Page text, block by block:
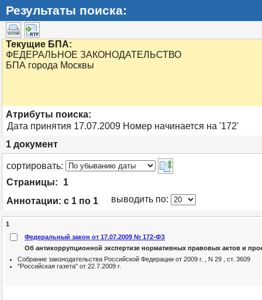
Результаты поиска:
Текущие БПА:
ФЕДЕРАЛЬНОЕ ЗАКОНОДАТЕЛЬСТВО
БПА города Москвы
Атрибуты поиска:
Дата принятия 17.07.2009 Номер начинается на '172'
1 документ
cортировать:
Страницы:
1
Аннотации: с 1 по 1 выводить по: